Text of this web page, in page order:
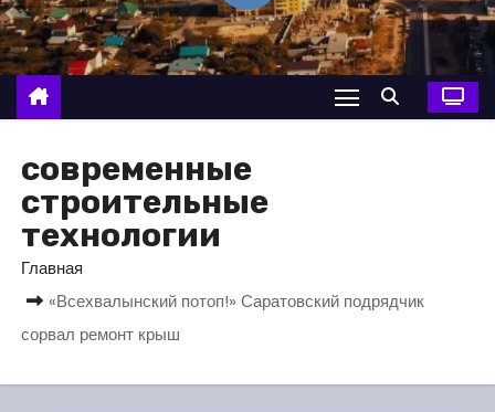
о
м
у
современные
строительные
технологии
Главная
«Всехвалынский потоп!» Саратовский подрядчик
сорвал ремонт крыш